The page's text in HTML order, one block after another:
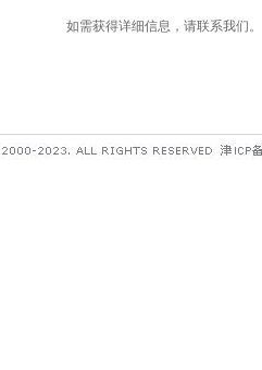
如需获得详细信息，请联系我们。